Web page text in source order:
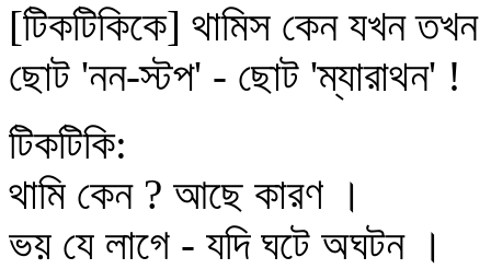
[টিকটিকিকে] থামিস কেন যখন তখন
ছোট 'নন-স্টপ' - ছোট 'ম্যারাথন' !
টিকটিকি:
থামি কেন ? আছে কারণ ।
ভয় যে লাগে - যদি ঘটে অঘটন ।